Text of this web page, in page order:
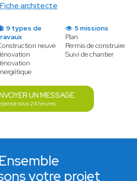
Fiche architecte
9 types de
neuve
5 missions
Plan
Permis de construire
Suivi de chantier
UN MESSAGE
sous 24 heures
Ensemble
votre projet